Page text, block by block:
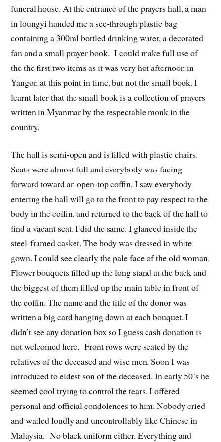
funeral house. At the entrance of the prayers hall, a man
in loungyi handed me a see-through plastic bag
containing a 300ml bottled drinking water, a decorated
fan and a small prayer book. I could make full use of
the the first two items as it was very hot afternoon in
Yangon at this point in time, but not the small book. I
learnt later that the small book is a collection of prayers
written in Myanmar by the respectable monk in the
country.
The hall is semi-open and is filled with plastic chairs.
Seats were almost full and everybody was facing
forward toward an open-top coffin. I saw everybody
entering the hall will go to the front to pay respect to the
body in the coffin, and returned to the back of the hall to
find a vacant seat. I did the same. I glanced inside the
steel-framed casket. The body was dressed in white
gown. I could see clearly the pale face of the old woman.
Flower bouquets filled up the long stand at the back and
the biggest of them filled up the main table in front of
the coffin. The name and the title of the donor was
written a big card hanging down at each bouquet. I
didn’t see any donation box so I guess cash donation is
not welcomed here. Front rows were seated by the
relatives of the deceased and wise men. Soon I was
introduced to eldest son of the deceased. In early 50’s he
seemed cool trying to control the tears. I offered
personal and official condolences to him. Nobody cried
and wailed loudly and uncontrollably like Chinese in
Malaysia. No black uniform either. Everything and